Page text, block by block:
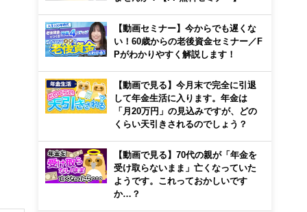
【動画セミナー】今からでも遅くな
い！60歳からの老後資金セミナー／F
Pがわかりやすく解説します！
【動画で見る】今月末で完全に引退
して年金生活に入ります。年金は
「月20万円」の見込みですが、どの
くらい天引きされるのでしょう？
【動画で見る】70代の親が「年金を
受け取らないまま」亡くなっていた
ようです。これっておかしいです
か…？